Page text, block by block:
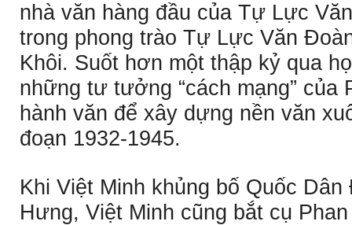
nhà văn hàng đầu của Tự Lực
trong phong trào Tự Lực Văn
Khôi. Suốt hơn một thập kỷ qua
những tư tưởng “cách mạng” của
hành văn để xây dựng nền văn
đoạn 1932-1945.
Khi Việt Minh khủng bố Quốc
Hưng, Việt Minh cũng bắt cụ